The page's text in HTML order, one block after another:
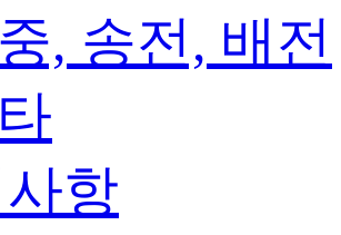
, 송전, 배전
항